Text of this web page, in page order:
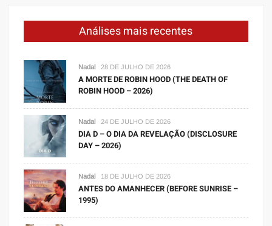
Análises mais recentes
Nadal 28 DE JULHO DE 2026
A MORTE DE ROBIN HOOD (THE DEATH OF
ROBIN HOOD – 2026)
Nadal 24 DE JULHO DE 2026
DIA D – O DIA DA REVELAÇÃO (DISCLOSURE
DAY – 2026)
Nadal 18 DE JULHO DE 2026
ANTES DO AMANHECER (BEFORE SUNRISE –
1995)